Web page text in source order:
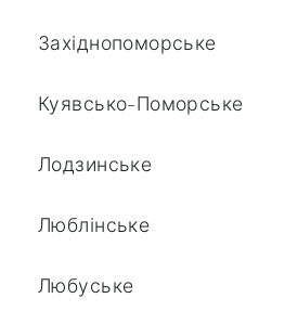
Західнопоморське
Куявсько-Поморське
Лодзинське
Люблінське
Любуське